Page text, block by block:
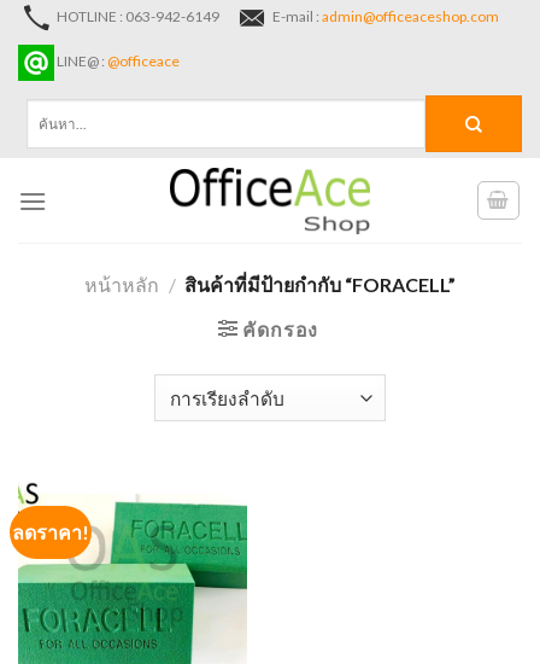
Skip
content
HOTLINE : 063-942-6149 E-mail : admin@officeaceshop.com
LINE@ : @officeace
หน้าหลัก / สินค้าที่มีป้ายกำกับ “FORACELL”
คัดกรอง
ลดราคา!